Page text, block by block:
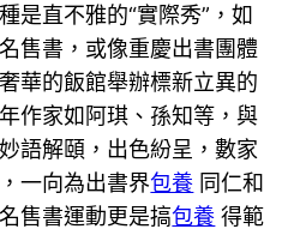
是直不雅的“實際秀”，如
售書，或像重慶出書團體
華的飯館舉辦標新立異的
作家如阿琪、孫知等，與
語解頤，出色紛呈，數家
一向為出書界包養 同仁和
售書運動更是搞包養 得範